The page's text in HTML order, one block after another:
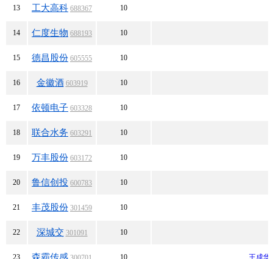
13 工大高科 688367 10
14 仁度生物 688193 10
15 德昌股份 605555 10
16 金徽酒 603919 10
17 依顿电子 603328 10
18 联合水务 603291 10
19 万丰股份 603172 10
20 鲁信创投 600783 10
21 丰茂股份 301459 10
22 深城交 301091 10
23 10 王成华